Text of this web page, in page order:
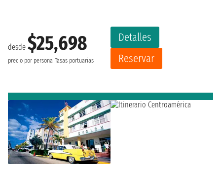
desde $25,698
precio por persona Tasas portuarias
Detalles
Reservar